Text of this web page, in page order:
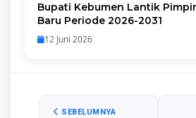
Bupati Kebumen Lantik
Baru Periode 2026-2031
12 Juni 2026
SEBELUMNYA